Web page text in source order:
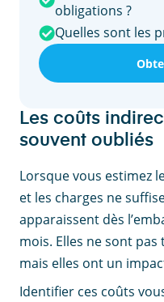
obligations ?
Quelles sont les
Les coûts
souvent oubliés
Lorsque vous estimez
et les charges ne
apparaissent dès
mois. Elles ne sont
mais elles ont un
Identifier ces coûts